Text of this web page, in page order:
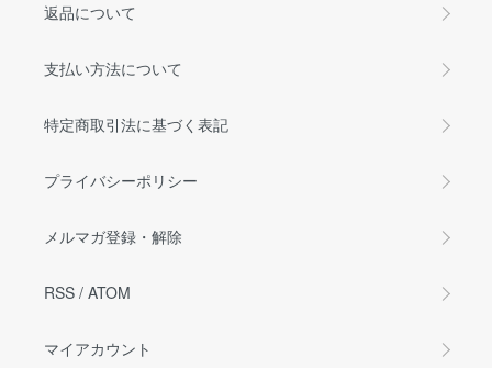
返品について
支払い方法について
特定商取引法に基づく表記
プライバシーポリシー
メルマガ登録・解除
RSS / ATOM
マイアカウント